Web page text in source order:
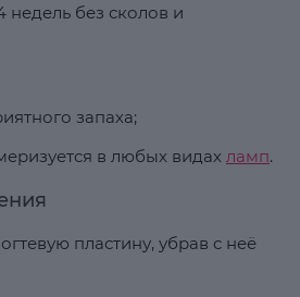
недель без сколов и
запаха;
в любых видах ламп.
пластину, убрав с неё